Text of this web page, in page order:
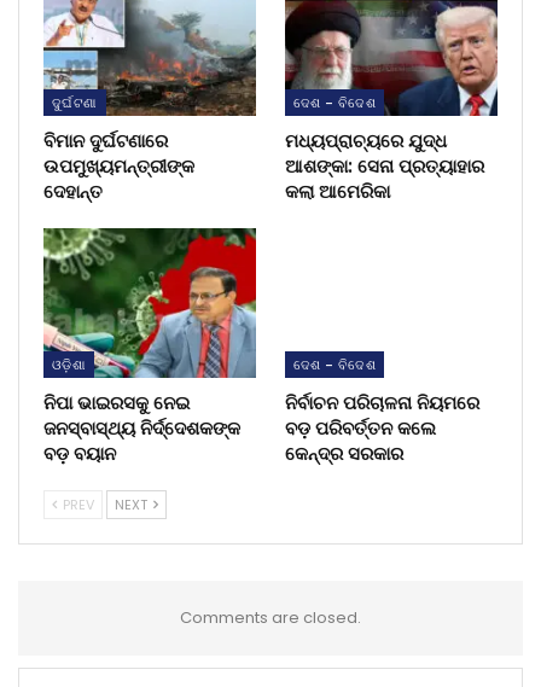
ଦୁର୍ଘଟଣା
ବିମାନ ଦୁର୍ଘଟଣାରେ
ଉପମୁଖ୍ୟମନ୍ତ୍ରୀଙ୍କ
ଦେହାନ୍ତ
ଦେଶ - ବିଦେଶ
ମଧ୍ୟପ୍ରାଚ୍ୟରେ ଯୁଦ୍ଧ
ଆଶଙ୍କା: ସେନା ପ୍ରତ୍ୟାହାର
କଲା ଆମେରିକା
ଓଡ଼ିଶା
ନିପା ଭାଇରସକୁ ନେଇ
ଜନସ୍ବାସ୍ଥ୍ୟ ନିର୍ଦ୍ଦେଶକଙ୍କ
ବଡ଼ ବୟାନ
ଦେଶ - ବିଦେଶ
ନିର୍ବାଚନ ପରିଚାଳନା ନିୟମରେ
ବଡ଼ ପରିବର୍ତ୍ତନ କଲେ
କେନ୍ଦ୍ର ସରକାର
PREV NEXT
Comments are closed.